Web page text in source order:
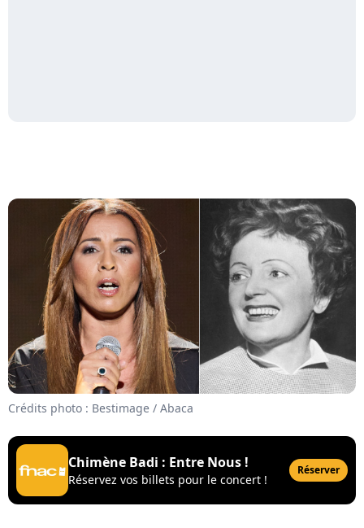
Crédits photo : Bestimage / Abaca
Chimène Badi : Entre Nous !
Réservez vos billets pour le concert !
Réserver